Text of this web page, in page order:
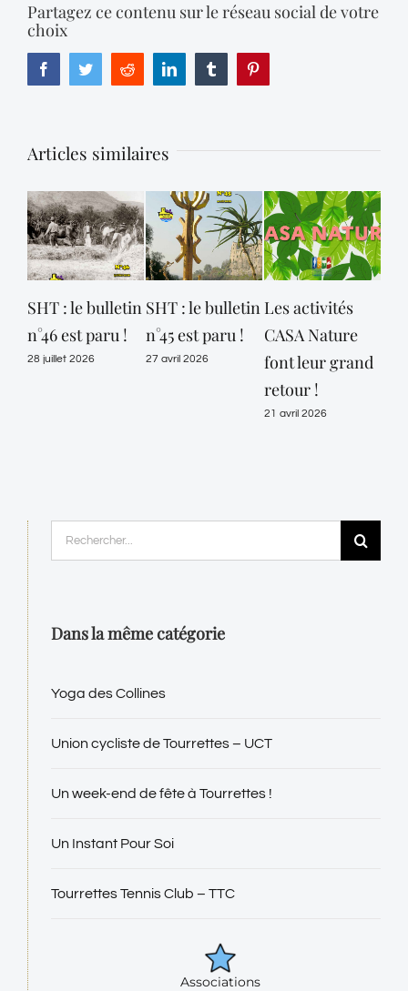
Partagez ce contenu sur le réseau social de votre
choix
FacebookTwitterReddit LinkedIn Tumblr
Articles similaires
SHT : le bulletin
n°46 est paru !
28 juillet 2026
SHT : le bulletin
n°45 est paru !
27 avril 2026
Les activités
CASA Nature
font leur grand
retour !
21 avril 2026
Dans la même catégorie
Yoga des Collines
Union cycliste de Tourrettes – UCT
Un week-end de fête à Tourrettes !
Un Instant Pour Soi
Tourrettes Tennis Club – TTC
Associations